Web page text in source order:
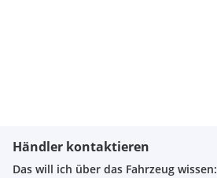
Händler kontaktieren
Das will ich über das Fahrzeug wissen: